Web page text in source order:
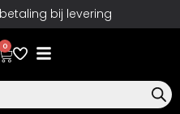
bij levering
0